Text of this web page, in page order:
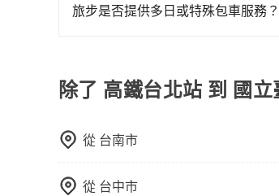
人座箱型車，如需10人以上巴士，請
定。至於價格已經市場最優惠，並
旅步是否提供多日或特殊包車服務？
除了 高鐵台北站 到 國
從 台南市
從 台中市